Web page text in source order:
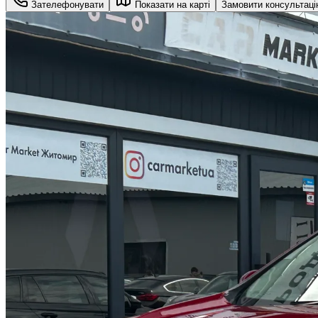
Зателефонувати Показати на карті Замовити